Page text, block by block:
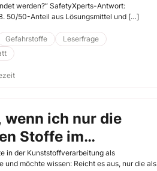
werden?“ SafetyXperts-Antwort:
50/50-Anteil aus Lösungsmittel und […]
Gefahrstoffe
Leserfrage
wenn ich nur die
Stoffe im
erfasse?“
in der Kunststoffverarbeitung als
und möchte wissen: Reicht es aus, nur die als